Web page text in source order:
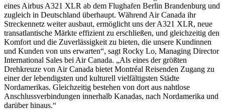
eines Airbus A321 XLR ab dem Flughafen Berlin Brandenburg und
zugleich in Deutschland überhaupt. Während Air Canada ihr
Streckennetz weiter ausbaut, ermöglicht uns der A321 XLR, neue
transatlantische Märkte effizient zu erschließen, und gleichzeitig den
Komfort und die Zuverlässigkeit zu bieten, die unsere Kundinnen
und Kunden von uns erwarten“, sagt Rocky Lo, Managing Director
International Sales bei Air Canada. „Als eines der größten
Drehkreuze von Air Canada bietet Montréal Reisenden Zugang zu
einer der lebendigsten und kulturell vielfältigsten Städte
Nordamerikas. Gleichzeitig bestehen von dort aus nahtlose
Anschlussverbindungen innerhalb Kanadas, nach Nordamerika und
darüber hinaus.“